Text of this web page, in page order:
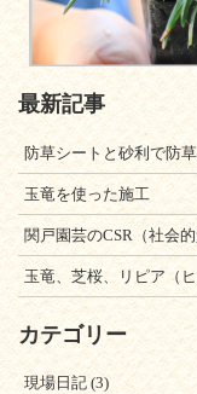
最新記事
防草シートと砂利で防
玉竜を使った施工
関戸園芸のCSR（社会的
玉竜、芝桜、リピア（
カテゴリー
現場日記 (3)